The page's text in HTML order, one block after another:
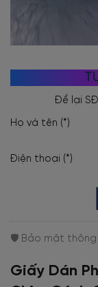
Họ và tên (*)
Điện thoại (*)
Giấy Dán